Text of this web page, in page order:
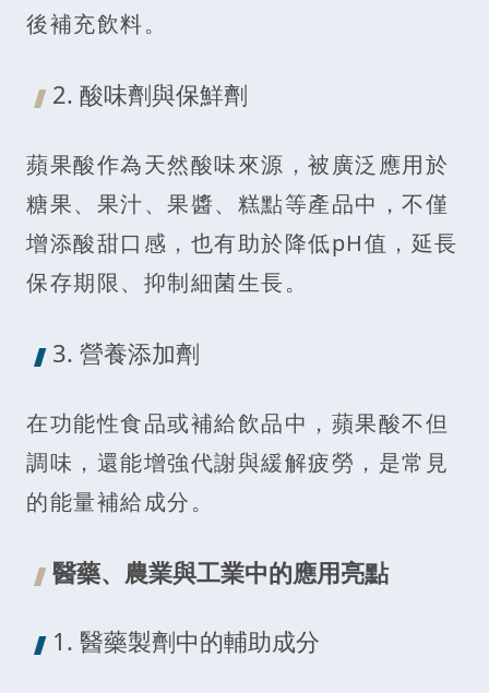
後補充飲料。
2. 酸味劑與保鮮劑
蘋果酸作為天然酸味來源，被廣泛應用於
糖果、果汁、果醬、糕點等產品中，不僅
增添酸甜口感，也有助於降低pH值，延長
保存期限、抑制細菌生長。
3. 營養添加劑
在功能性食品或補給飲品中，蘋果酸不但
調味，還能增強代謝與緩解疲勞，是常見
的能量補給成分。
醫藥、農業與工業中的應用亮點
1. 醫藥製劑中的輔助成分